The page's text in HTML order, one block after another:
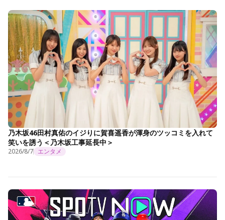
乃木坂46田村真佑のイジりに賀喜遥香が渾身のツッコミを入れて
笑いを誘う＜乃木坂工事延長中＞
2026/8/7 エンタメ